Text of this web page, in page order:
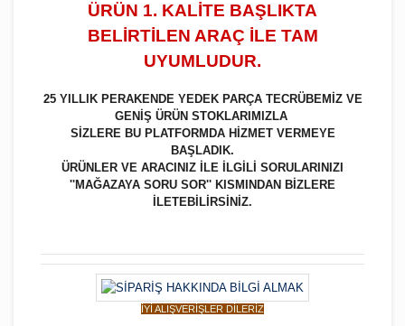
ÜRÜN 1. KALİTE BAŞLIKTA
BELİRTİLEN ARAÇ İLE TAM
UYUMLUDUR.
25 YILLIK PERAKENDE YEDEK PARÇA TECRÜBEMİZ VE
GENİŞ ÜRÜN STOKLARIMIZLA
SİZLERE BU PLATFORMDA HİZMET VERMEYE
BAŞLADIK.
ÜRÜNLER VE ARACINIZ İLE İLGİLİ SORULARINIZI
''MAĞAZAYA SORU SOR'' KISMINDAN BİZLERE
İLETEBİLİRSİNİZ.
İYİ ALIŞVERİŞLER DİLERİZ